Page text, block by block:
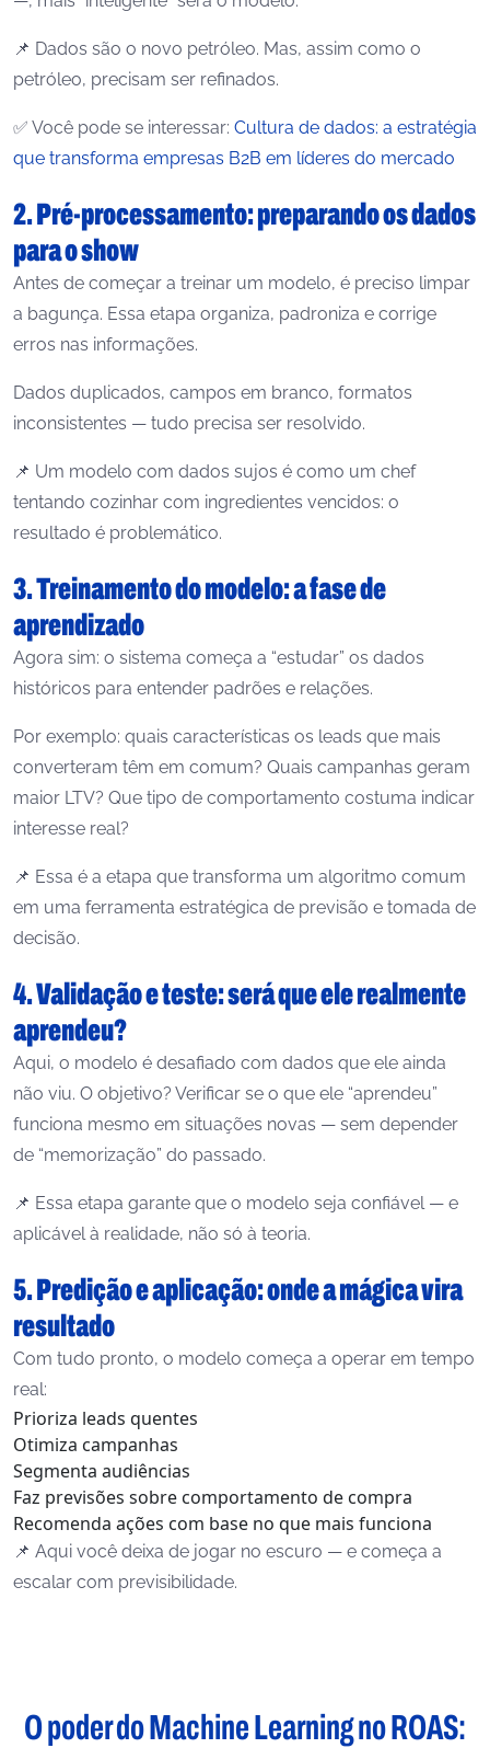
📌 Dados são o novo petróleo. Mas, assim como o
petróleo, precisam ser refinados.
✅ Você pode se interessar: Cultura de dados: a estratégia
que transforma empresas B2B em líderes do mercado
2. Pré-processamento: preparando os dados
para o show
Antes de começar a treinar um modelo, é preciso limpar
a bagunça. Essa etapa organiza, padroniza e corrige
erros nas informações.
Dados duplicados, campos em branco, formatos
inconsistentes — tudo precisa ser resolvido.
📌 Um modelo com dados sujos é como um chef
tentando cozinhar com ingredientes vencidos: o
resultado é problemático.
3. Treinamento do modelo: a fase de
aprendizado
Agora sim: o sistema começa a “estudar” os dados
históricos para entender padrões e relações.
Por exemplo: quais características os leads que mais
converteram têm em comum? Quais campanhas geram
maior LTV? Que tipo de comportamento costuma indicar
interesse real?
📌 Essa é a etapa que transforma um algoritmo comum
em uma ferramenta estratégica de previsão e tomada de
decisão.
4. Validação e teste: será que ele realmente
aprendeu?
Aqui, o modelo é desafiado com dados que ele ainda
não viu. O objetivo? Verificar se o que ele “aprendeu”
funciona mesmo em situações novas — sem depender
de “memorização” do passado.
📌 Essa etapa garante que o modelo seja confiável — e
aplicável à realidade, não só à teoria.
5. Predição e aplicação: onde a mágica vira
resultado
Com tudo pronto, o modelo começa a operar em tempo
real:
Prioriza leads quentes
Otimiza campanhas
Segmenta audiências
Faz previsões sobre comportamento de compra
Recomenda ações com base no que mais funciona
📌 Aqui você deixa de jogar no escuro — e começa a
escalar com previsibilidade.
O poder do Machine Learning no ROAS: